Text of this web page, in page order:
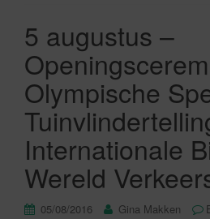
5 augustus –
Olympische
Internationale
Wereld
05/08/2016 Gina Makken